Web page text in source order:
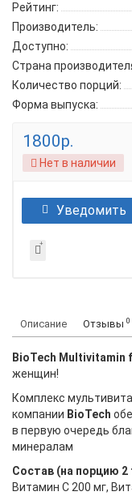
Рейтинг:
Производитель:
Доступно:
Страна
Количество порций:
Форма выпуска:
1800р.
Нет в наличии
Уведомить
Описание Отзывы 0
BioTech Multivitamin
женщин!
Комплекс
компании BioTech
в первую очередь
минералам
Состав (на порцию 2
Витамин C 200 мг,